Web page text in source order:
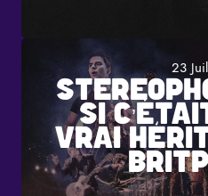
23
SI
VRAI